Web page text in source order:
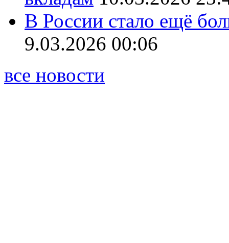
В России стало ещё
9.03.2026 00:06
все новости